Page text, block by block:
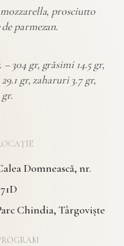
prosciutto
parmezan.
304 gr, grăsimi 14.5 gr,
gr, zaharuri 3.7 gr,
Domnească, nr.
Chindia, Târgoviște